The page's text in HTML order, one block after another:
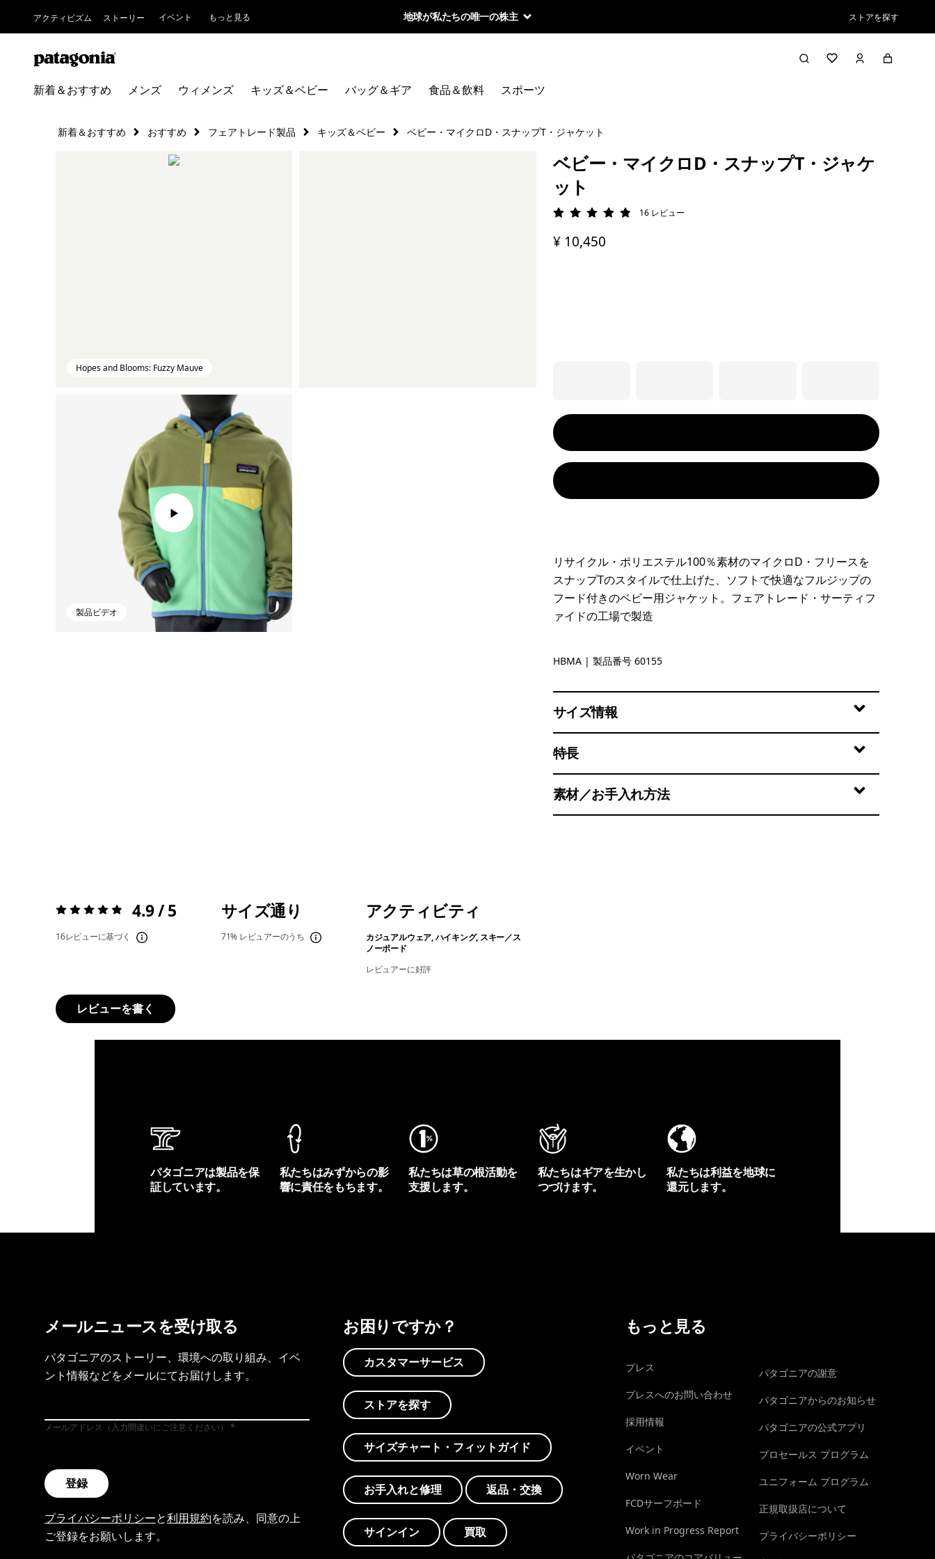
アクティビズム ストーリー イベント もっと見る 地球が私たちの唯一の株主 ストアを探す
新着＆おすすめ メンズ ウィメンズ キッズ＆ベビー バッグ＆ギア 食品＆飲料 スポーツ
新着＆おすすめ おすすめ フェアトレード製品 キッズ＆ベビー ベビー・マイクロD・スナップT・ジャケット
Hopes and Blooms: Fuzzy Mauve
製品ビデオ
ベビー・マイクロD・スナップT・ジャケ
ット
評価: 4.9 / 5
16 レビュー
¥ 10,450
リサイクル・ポリエステル100％素材のマイクロD・フリースを
スナップTのスタイルで仕上げた、ソフトで快適なフルジップの
フード付きのベビー用ジャケット。フェアトレード・サーティフ
ァイドの工場で製造
Hopes and Blooms: Fuzzy Mauve
HBMA | 製品番号 60155
サイズ情報
特長
素材／お手入れ方法
評価:4.9 / 5 4.9 / 5
16レビューに基づく
サイズ通り
71% レビュアーのうち
アクティビティ
カジュアルウェア, ハイキング, スキー／ス
ノーボード
レビュアーに好評
レビューを書く
パタゴニアは製品を保
証しています。
私たちはみずからの影
響に責任をもちます。
私たちは草の根活動を
支援します。
私たちはギアを生かし
つづけます。
私たちは利益を地球に
還元します。
メールニュースを受け取る
パタゴニアのストーリー、環境への取り組み、イベ
ント情報などをメールにてお届けします。
メールアドレス（入力間違いにご注意ください）
登録
プライバシーポリシーと利用規約を読み、同意の上
ご登録をお願いします。
お困りですか？
カスタマーサービス
ストアを探す
サイズチャート・フィットガイド
お手入れと修理 返品・交換
サインイン 買取
もっと見る
プレス
プレスへのお問い合わせ
採用情報
イベント
Worn Wear
FCDサーフボード
Work in Progress Report
パタゴニアの謝意
パタゴニアからのお知らせ
パタゴニアの公式アプリ
プロセールス プログラム
ユニフォーム プログラム
正規取扱店について
プライバシーポリシー